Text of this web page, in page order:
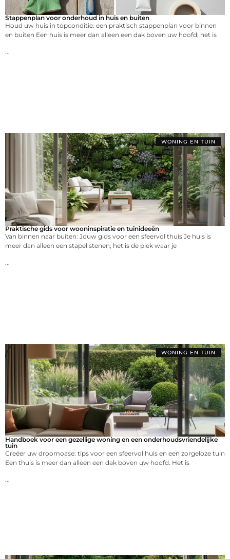
Stappenplan voor onderhoud in huis en buiten
Houd uw huis in topconditie: een praktisch stappenplan voor binnen
en buiten Een huis is meer dan alleen een dak boven uw hoofd; het is
WONING EN TUIN
Praktische gids voor wooninspiratie en tuinideeën
Van binnen naar buiten: Jouw gids voor een sfeervol thuis Je huis is
meer dan alleen een stapel stenen; het is de plek waar je
WONING EN TUIN
Handboek voor een gezellige woning en een onderhoudsvriendelijke
tuin
Creëer uw droomoase: tips voor een sfeervol huis en een zorgeloze tuin
Een thuis is meer dan alleen een dak boven uw hoofd. Het is